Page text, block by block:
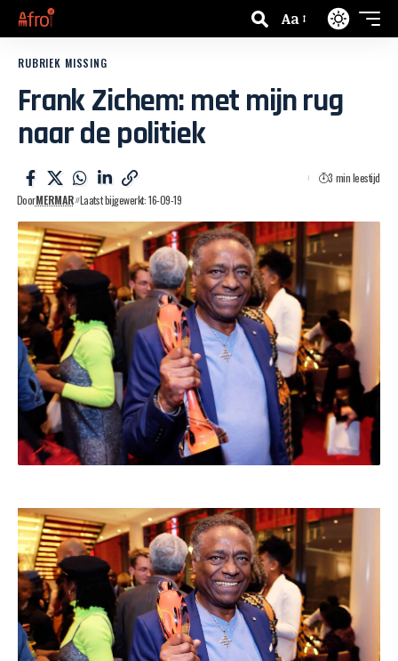
Aa
RUBRIEK MISSING
Frank Zichem: met mijn rug
naar de politiek
DoorMERMAR Laatst bijgewerkt: 16-09-19
3 min leestijd